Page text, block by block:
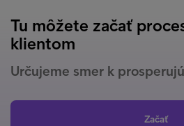
Tu môžete začať
klientom
Určujeme smer k
Začať